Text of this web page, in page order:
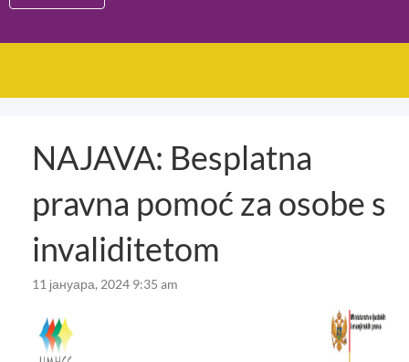
NAJAVA: Besplatna
pravna pomoć za osobe s
invaliditetom
11 јануара, 2024 9:35 am